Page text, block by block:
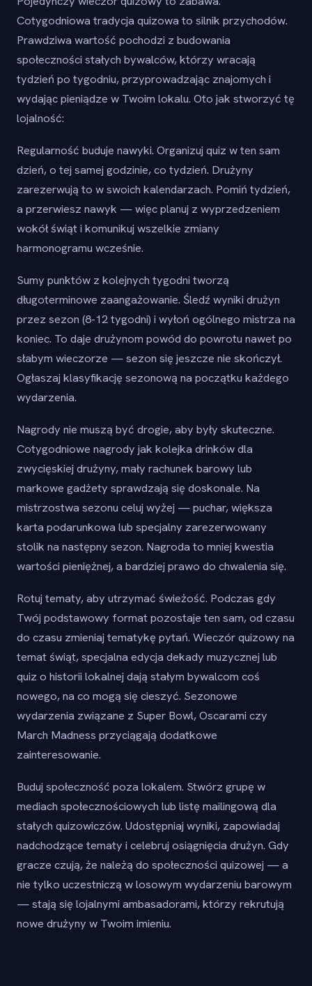
Cotygodniowa tradycja quizowa to silnik przychodów.
Prawdziwa wartość pochodzi z budowania
społeczności stałych bywalców, którzy wracają
tydzień po tygodniu, przyprowadzając znajomych i
wydając pieniądze w Twoim lokalu. Oto jak stworzyć tę
lojalność:
Regularność buduje nawyki. Organizuj quiz w ten sam
dzień, o tej samej godzinie, co tydzień. Drużyny
zarezerwują to w swoich kalendarzach. Pomiń tydzień,
a przerwiesz nawyk — więc planuj z wyprzedzeniem
wokół świąt i komunikuj wszelkie zmiany
harmonogramu wcześnie.
Sumy punktów z kolejnych tygodni tworzą
długoterminowe zaangażowanie. Śledź wyniki drużyn
przez sezon (8-12 tygodni) i wyłoń ogólnego mistrza na
koniec. To daje drużynom powód do powrotu nawet po
słabym wieczorze — sezon się jeszcze nie skończył.
Ogłaszaj klasyfikację sezonową na początku każdego
wydarzenia.
Nagrody nie muszą być drogie, aby były skuteczne.
Cotygodniowe nagrody jak kolejka drinków dla
zwycięskiej drużyny, mały rachunek barowy lub
markowe gadżety sprawdzają się doskonale. Na
mistrzostwa sezonu celuj wyżej — puchar, większa
karta podarunkowa lub specjalny zarezerwowany
stolik na następny sezon. Nagroda to mniej kwestia
wartości pieniężnej, a bardziej prawo do chwalenia się.
Rotuj tematy, aby utrzymać świeżość. Podczas gdy
Twój podstawowy format pozostaje ten sam, od czasu
do czasu zmieniaj tematykę pytań. Wieczór quizowy na
temat świąt, specjalna edycja dekady muzycznej lub
quiz o historii lokalnej dają stałym bywalcom coś
nowego, na co mogą się cieszyć. Sezonowe
wydarzenia związane z Super Bowl, Oscarami czy
March Madness przyciągają dodatkowe
zainteresowanie.
Buduj społeczność poza lokalem. Stwórz grupę w
mediach społecznościowych lub listę mailingową dla
stałych quizowiczów. Udostępniaj wyniki, zapowiadaj
nadchodzące tematy i celebruj osiągnięcia drużyn. Gdy
gracze czują, że należą do społeczności quizowej — a
nie tylko uczestniczą w losowym wydarzeniu barowym
— stają się lojalnymi ambasadorami, którzy rekrutują
nowe drużyny w Twoim imieniu.